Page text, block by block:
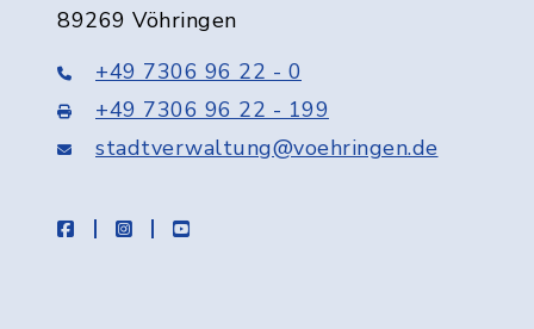
89269 Vöhringen
+49 7306 96 22 - 0
+49 7306 96 22 - 199
stadtverwaltung@voehringen.de
facebookinstagramyoutube